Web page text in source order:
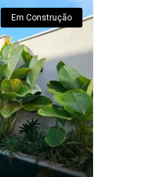
Em Construção